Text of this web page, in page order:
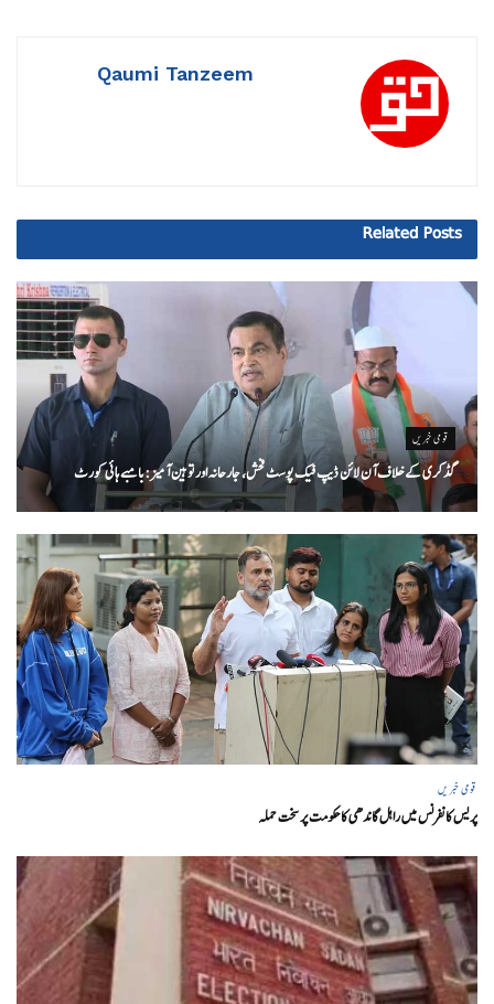
Qaumi Tanzeem
Related Posts
قومی خبریں
گڈکری کے خلاف آن لائن ڈیپ فیک پوسٹ فحش، جارحانہ اور توہین آمیز:بامبے ہائی کورٹ
قومی خبریں
پریس کانفرنس میں راہل گاندھی کا حکومت پر سخت حملہ